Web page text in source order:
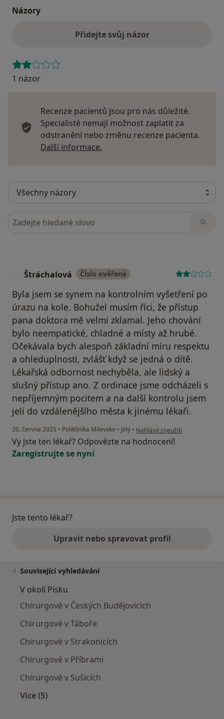
Názory
Přidejte svůj názor
1 názor
Recenze pacientů jsou pro nás důležité.
Specialisté nemají možnost zaplatit za
odstranění nebo změnu recenze pacienta.
Další informace.
Hledejte v názorech
Štráchalová Číslo ověřené
Byla jsem se synem na kontrolním vyšetření po
úrazu na kole. Bohužel musím říci, že přístup
pana doktora mě velmi zklamal. Jeho chování
bylo neempatické, chladné a místy až hrubé.
Očekávala bych alespoň základní míru respektu
a ohleduplnosti, zvlášť když se jedná o dítě.
Lékařská odbornost nechyběla, ale lidský a
slušný přístup ano. Z ordinace jsme odcházeli s
nepříjemným pocitem a na další kontrolu jsem
jeli do vzdálenějšího města k jinému lékaři.
20. června 2025 • Poliklinika Milevsko • Jiný • podle názoru uživatele
Nahlásit zneužití
Vy jste ten lékař? Odpovězte na hodnocení!
Zaregistrujte se nyní
Jste tento lékař?
Upravit nebo spravovat profil
Související vyhledávání
V okolí Písku
Chirurgové v Českých Budějovicích
Chirurgové v Táboře
Chirurgové v Strakonicích
Chirurgové v Příbrami
Chirurgové v Sušicích
Více (5)